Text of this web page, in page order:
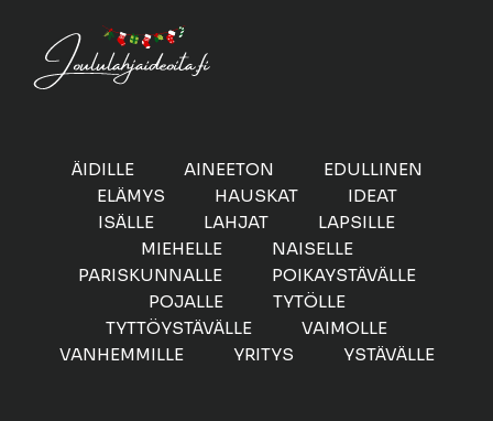
ÄIDILLE AINEETON
EDULLINEN
ELÄMYS
HAUSKAT
IDEAT
ISÄLLE
LAHJAT
LAPSILLE
MIEHELLE
NAISELLE
PARISKUNNALLE
POIKAYSTÄVÄLLE
POJALLE
TYTÖLLE
TYTTÖYSTÄVÄLLE
VAIMOLLE
VANHEMMILLE
YRITYS YSTÄVÄLLE